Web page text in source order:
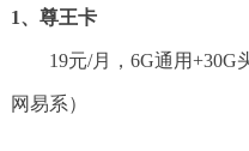
1、尊王卡
19元/月，6G通用+30G
网易系）